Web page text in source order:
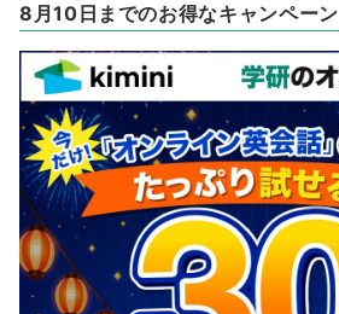
8月10日までのお得なキャンペーン